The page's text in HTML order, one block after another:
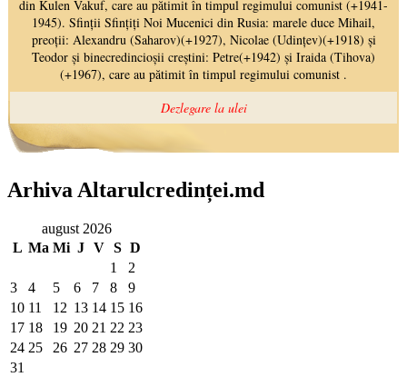
Arhiva Altarulcredinței.md
august 2026
L Ma Mi J V S D
1
2
3
4 5 6 7 8
9
10 11 12 13 14 15 16
17 18 19 20 21 22 23
24 25 26 27 28 29 30
31